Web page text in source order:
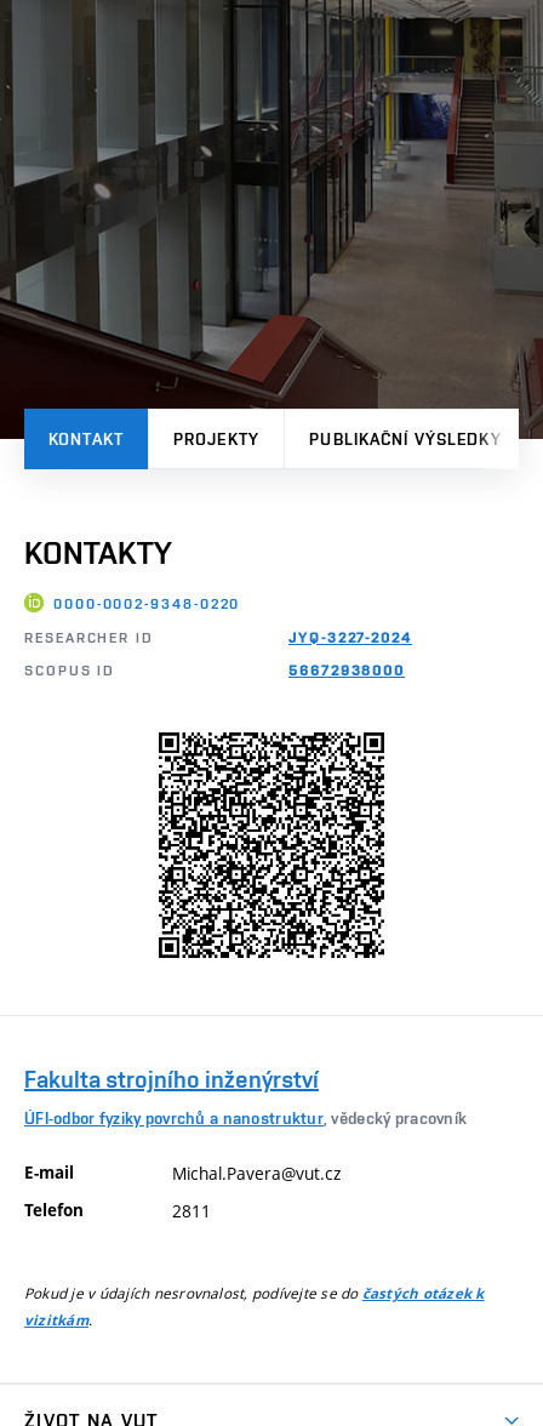
KONTAKT PROJEKTY PUBLIKAČNÍ VÝSLEDKY
KONTAKTY
0000-0002-9348-0220
RESEARCHER ID
JYQ-3227-2024
SCOPUS ID
56672938000
Fakulta strojního inženýrství
ÚFI-odbor fyziky povrchů a nanostruktur, vědecký pracovník
E-mail Michal.Pavera@vut.cz
Telefon 2811
Pokud je v údajích nesrovnalost, podívejte se do častých otázek k
vizitkám.
ŽIVOT NA VUT